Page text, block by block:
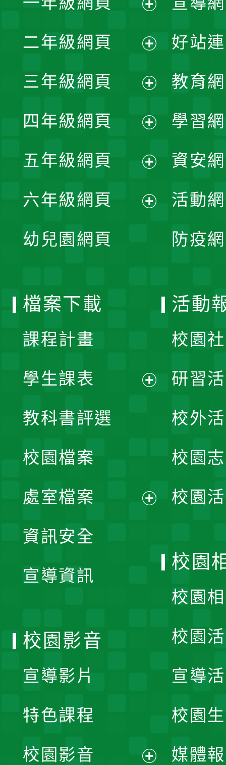
開
選
單
二年級網頁
開
選
單
三年級網頁
開
選
單
四年級網頁
開
選
五年級網頁
開
六年級網頁
幼兒園網頁
好站
教育
學習
資安
活動
防疫
檔案下載
課程計畫
學生課表
單
教科書評選
校園檔案
處室檔案
資訊安全
宣導資訊
活動
校園
研習
校外
校園
校園
校園
校園
校園
宣導
校園
媒體
校園影音
宣導影片
特色課程
校園影音